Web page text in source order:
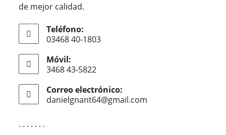
de mejor calidad.
Teléfono:
03468 40-1803
Móvil:
3468 43-5822
Correo electrónico:
danielgnant64@gmail.com
. . . . . . .